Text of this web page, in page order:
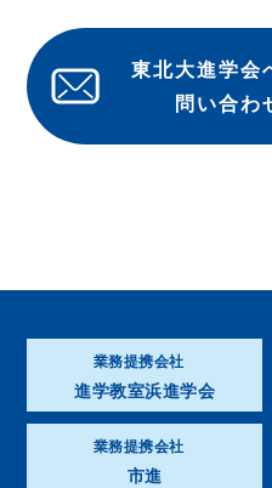
東北大進学会
問い合わ
業務提携会社
進学教室浜進学会
業務提携会社
市進